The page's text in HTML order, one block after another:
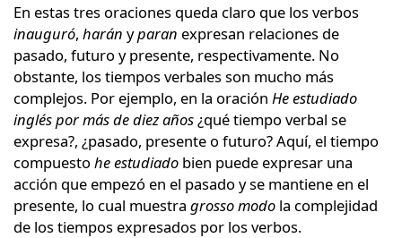
En estas tres oraciones queda claro que los verbos
inauguró, harán yparan expresan relaciones de
pasado, futuro y presente, respectivamente. No
obstante, los tiempos verbales son mucho más
complejos. Por ejemplo, en la oración He estudiado
inglés por más de diez años¿qué tiempo verbal se
expresa?, ¿pasado, presente o futuro? Aquí, el tiempo
compuesto he estudiado bien puede expresar una
acción que empezó en el pasado y se mantiene en el
presente, lo cual muestra grosso modo la complejidad
de los tiempos expresados por los verbos.